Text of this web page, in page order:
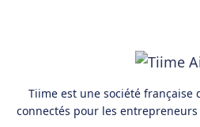
Tiime est une société française
connectés pour les